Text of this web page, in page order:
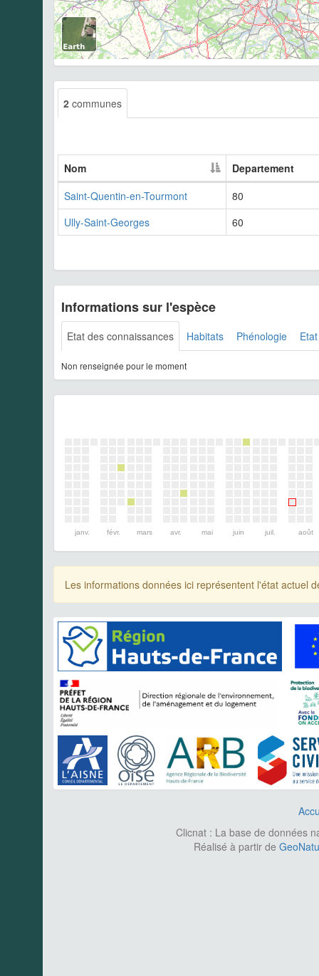
2 communes
Nom
Departement
Saint-Quentin-en-Tourmont
80
Ully-Saint-Georges
60
Informations sur l'espèce
Etat des connaissances Habitats Phénologie
Non renseignée pour le moment
janv. févr. mars avr. mai juin juil. août
Les informations données ici représentent l'état actuel
Clicnat : La base de données
Réalisé à partir de